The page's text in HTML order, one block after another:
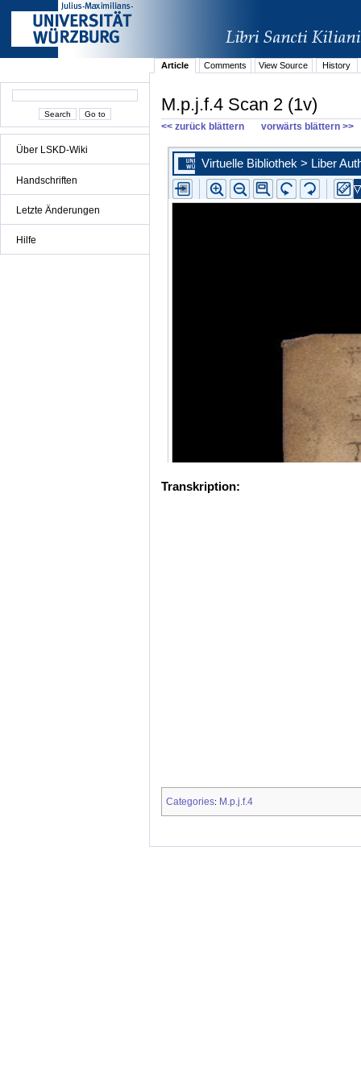
Über LSKD-Wiki
Handschriften
Letzte Änderungen
Hilfe
Article Comments View Source History
M.p.j.f.4 Scan 2 (1v)
<< zurück blättern vorwärts blättern >>
Transkription:
Categories: M.p.j.f.4